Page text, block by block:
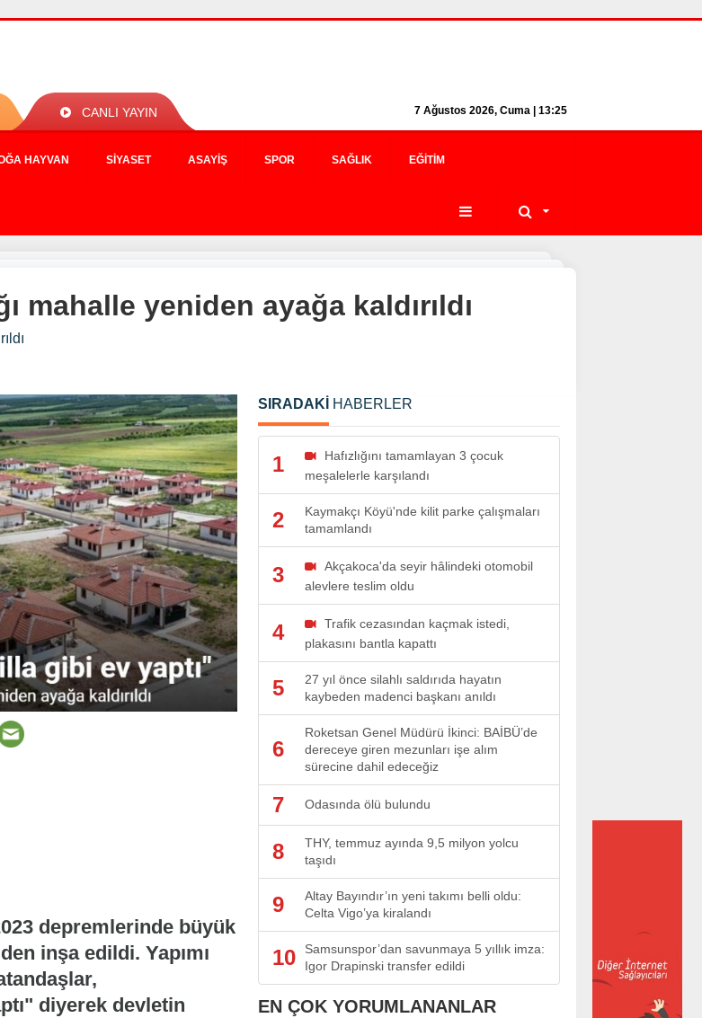
CANLI YAYIN 7 Ağustos 2026, Cuma | 13:25
HAYVAN SIYASET ASAYIŞ SPOR SAĞLIK EĞITIM
mahalle yeniden ayağa kaldırıldı
depremlerinde büyük
inşa edildi. Yapımı
diyerek devletin
SIRADAKİ HABERLER
1
Hafızlığını tamamlayan 3 çocuk
meşalelerle karşılandı
2
Kaymakçı Köyü'nde kilit parke çalışmaları
tamamlandı
3
Akçakoca'da seyir hâlindeki otomobil
alevlere teslim oldu
4
Trafik cezasından kaçmak istedi,
plakasını bantla kapattı
5
27 yıl önce silahlı saldırıda hayatın
kaybeden madenci başkanı anıldı
6
Roketsan Genel Müdürü İkinci: BAİBÜ’de
dereceye giren mezunları işe alım
sürecine dahil edeceğiz
7 Odasında ölü bulundu
8
THY, temmuz ayında 9,5 milyon yolcu
taşıdı
9
Altay Bayındır’ın yeni takımı belli oldu:
Celta Vigo’ya kiralandı
10
Samsunspor’dan savunmaya 5 yıllık imza:
Igor Drapinski transfer edildi
EN ÇOK YORUMLANANLAR